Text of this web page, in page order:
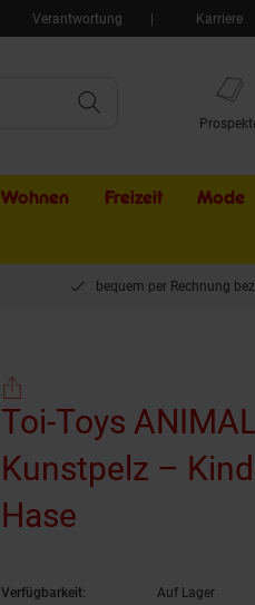
Verantwortung Karriere
Wohnen Freizeit Mode
bequem per Rechnung
Toi-Toys
Kunstpelz –
Hase
Verfügbarkeit:
Auf Lager